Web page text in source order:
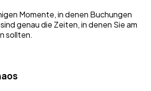
Momente, in denen Buchungen
genau die Zeiten, in denen Sie am
sollten.